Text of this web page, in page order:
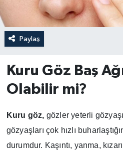
Paylaş
Kuru Göz Baş
Olabilir mi?
Kuru göz, gözler yeterli
gözyaşları çok hızlı
durumdur. Kaşıntı, yanma,